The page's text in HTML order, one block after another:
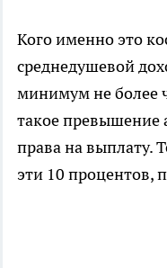
Кого именно это
среднедушевой
минимум не более
такое превышение
права на выплату.
эти 10 процентов,